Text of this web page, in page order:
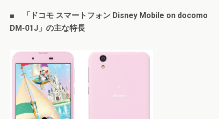
■ 「ドコモ スマートフォン Disney Mobile on docomo
DM-01J」の主な特長